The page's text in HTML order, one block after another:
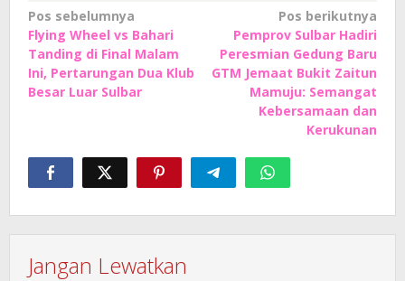
Navigasi
pos
Pos sebelumnya
Flying Wheel vs Bahari
Tanding di Final Malam
Ini, Pertarungan Dua Klub
Besar Luar Sulbar
Pos berikutnya
Pemprov Sulbar Hadiri
Peresmian Gedung Baru
GTM Jemaat Bukit Zaitun
Mamuju: Semangat
Kebersamaan dan
Kerukunan
Jangan Lewatkan